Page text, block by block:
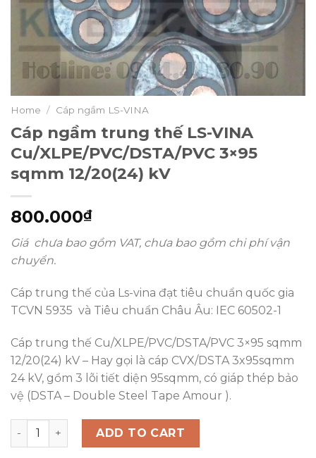
Home / Cáp ngầm LS-VINA
Cáp ngầm trung thế LS-VINA
Cu/XLPE/PVC/DSTA/PVC 3×95
sqmm 12/20(24) kV
800.000₫
Giá chưa bao gồm VAT, chưa bao gồm chi phí vận
chuyển.
Cáp trung thế của Ls-vina đạt tiêu chuẩn quốc gia
TCVN 5935 và Tiêu chuẩn Châu Âu: IEC 60502-1
Cáp trung thế Cu/XLPE/PVC/DSTA/PVC 3×95 sqmm
12/20(24) kV – Hay gọi là cáp CVX/DSTA 3x95sqmm
24 kV, gồm 3 lõi tiết diện 95sqmm, có giáp thép bảo
vệ (DSTA – Double Steel Tape Amour ).
Cáp ngầm trung thế LS-VINA Cu/XLPE/PVC/DSTA/
ADD TO CART